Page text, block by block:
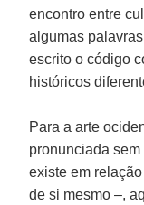
encontro entre
algumas
escrito o código
históricos
Para a arte
pronunciada
existe em
de si mesmo –,